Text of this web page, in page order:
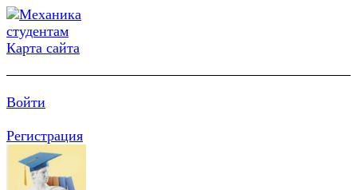
Карта сайта
Войти
Регистрация